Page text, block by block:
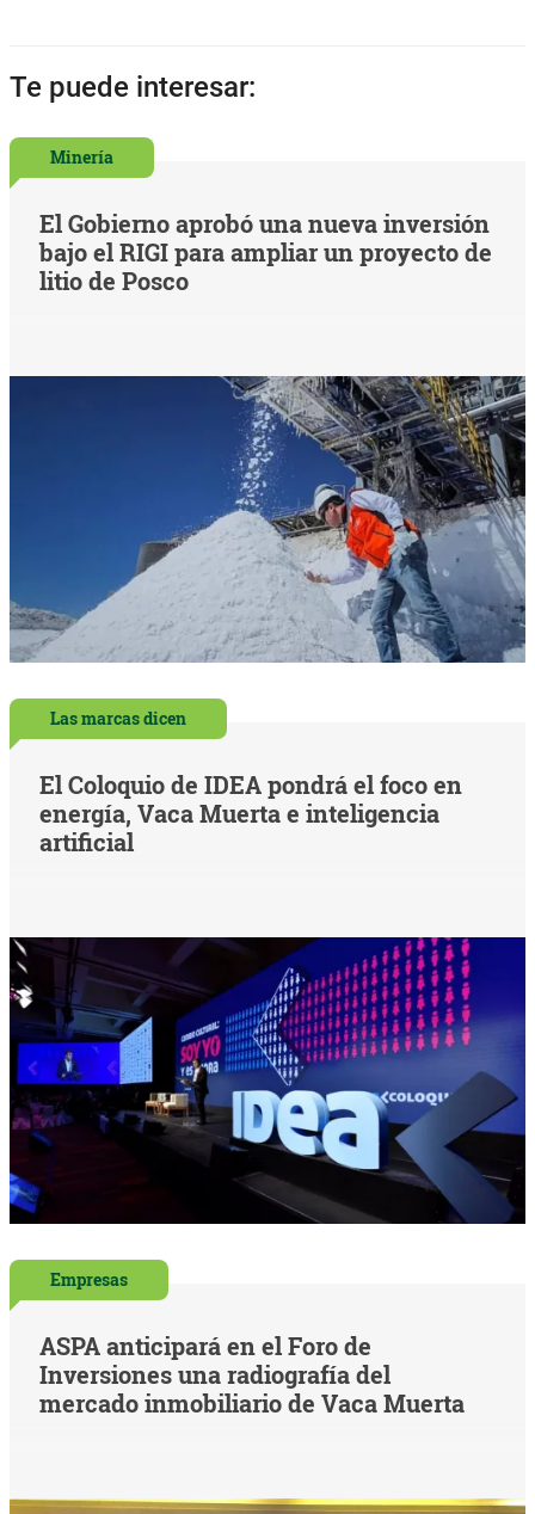
Te puede interesar:
Minería
El Gobierno aprobó una nueva inversión
bajo el RIGI para ampliar un proyecto de
litio de Posco
Las marcas dicen
El Coloquio de IDEA pondrá el foco en
energía, Vaca Muerta e inteligencia
artificial
Empresas
ASPA anticipará en el Foro de
Inversiones una radiografía del
mercado inmobiliario de Vaca Muerta